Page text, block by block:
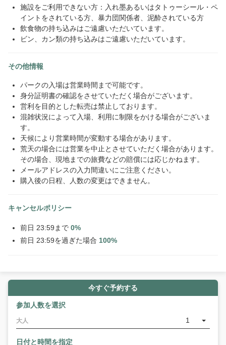
施設をご利用できない方：入れ墨あるいはタトゥーシール・ペ
イントをされている方、暴力団関係者、泥酔されている方
飲食物の持ち込みはご遠慮いただいています。
ビン、カン類の持ち込みはご遠慮いただいています。
その他情報
パークの入場は営業時間まで可能です。
身分証明書の確認をさせていただく場合がございます。
営利を目的とした転売は禁止しております。
混雑状況によって入場、利用に制限をかける場合がございま
す。
天候により営業時間が変動する場合があります。
荒天の場合には営業を中止とさせていただく場合があります。
その場合、現地までの旅費などの賠償には応じかねます。
メールアドレスの入力間違いにご注意ください。
購入後の日程、人数の変更はできません。
キャンセルポリシー
前日 23:59まで 0%
前日 23:59を過ぎた場合 100%
今すぐ予約する
参加人数を選択
大人 1
日付と時間を指定